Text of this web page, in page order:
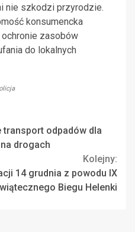
nie szkodzi przyrodzie.
konsumencka
zasobów
do lokalnych
odpadów dla
drogach
Kolejny:
14 grudnia z powodu IX
Biegu Helenki